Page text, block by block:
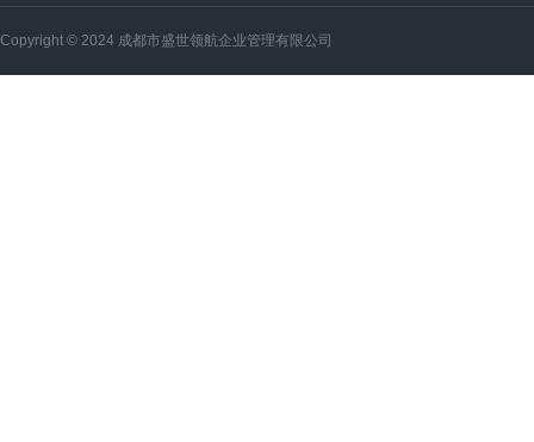
Copyright © 2024 成都市盛世领航企业管理有限公司